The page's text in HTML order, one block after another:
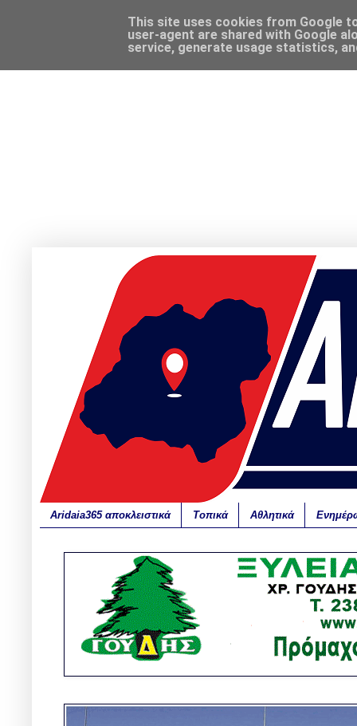
Aridaia365 αποκλειστικά Τοπικά Αθλητικά
This site uses cookies from Google
user-agent are shared with Google
service, generate usage statistics,